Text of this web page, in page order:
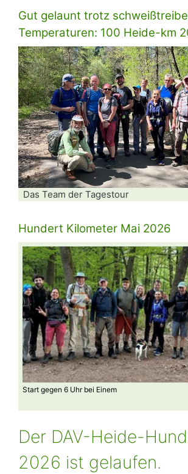
Gut gelaunt trotz
Temperaturen: 100 Heide-km
Das Team der Tagestour
Hundert Kilometer Mai 2026
Start gegen 6 Uhr bei Einem
Der DAV-Heide-
2026 ist gelaufen.